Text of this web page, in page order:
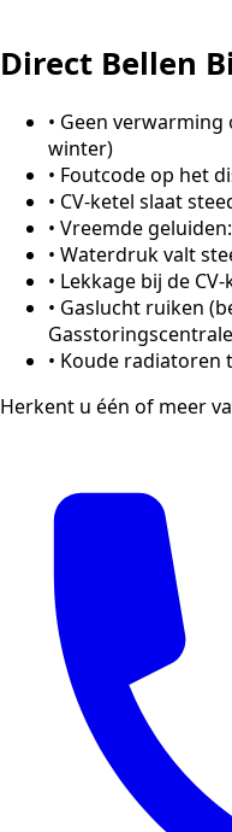
Direct Bellen
• Geen
winter)
• Foutcode op het
• CV-ketel slaat
• Vreemde
• Waterdruk valt
• Lekkage bij de
• Gaslucht ruiken
• Koude radiatoren
Herkent u één of meer